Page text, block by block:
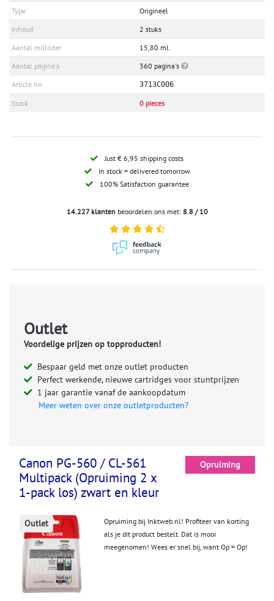
Type
Origineel
Inhoud
2 stuks
Aantal milliliter
15,80 ml.
Aantal pagina's
360 pagina's
Article no
3713C006
Stock 0 pieces
Just € 6,95 shipping costs
In stock = delivered tomorrow
100% Satisfaction guarantee
14.227 klantenbeoordelen ons met: 8.8 / 10
Outlet
Voordelige prijzen op topproducten!
Bespaar geld met onze outlet producten
Perfect werkende, nieuwe cartridges voor stuntprijzen
1 jaar garantie vanaf de aankoopdatum
Meer weten over onze outletproducten?
Canon PG-560 / CL-561
Multipack (Opruiming 2 x
1-pack los) zwart en kleur
Opruiming
Outlet
Opruiming bij Inktweb.nl! Profiteer van korting
als je dit product bestelt. Dat is mooi
meegenomen! Wees er snel bij, want Op = Op!